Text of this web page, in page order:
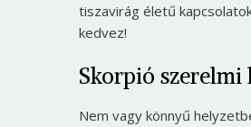
tiszavirág életű
kedvez!
Skorpió szerelmi
Nem vagy könnyű